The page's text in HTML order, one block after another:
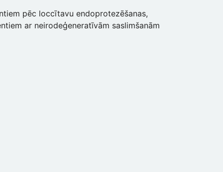
pēc loccītavu endoprotezēšanas,
ar neirodeģeneratīvām saslimšanām